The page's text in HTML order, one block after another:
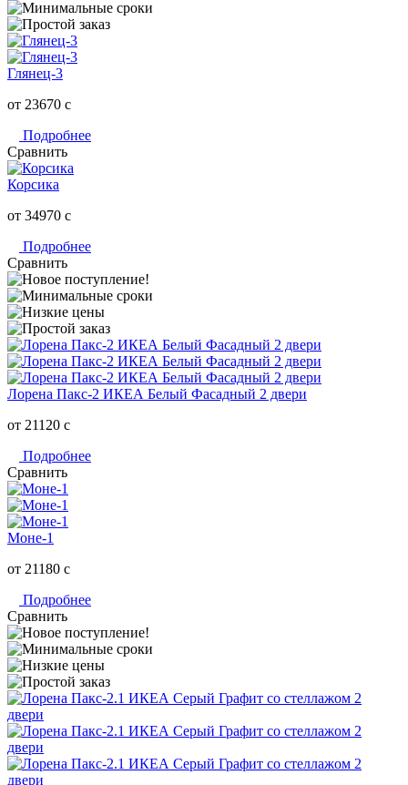
Глянец-3
от 23670 c
Подробнее
Сравнить
Корсика
от 34970 c
Подробнее
Сравнить
Лорена Пакс-2 ИКЕА Белый Фасадный 2 двери
от 21120 c
Подробнее
Сравнить
Моне-1
от 21180 c
Подробнее
Сравнить